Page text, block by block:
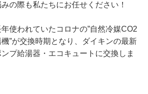
の際も私たちにお任せください！
使われていたコロナの”自然冷媒CO2
”が交換時期となり、ダイキンの最新
プ給湯器・エコキュートに交換しま